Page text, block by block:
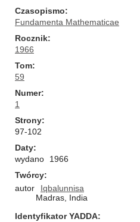
Czasopismo
Fundamenta Mathematicae
Rocznik
1966
Tom
59
Numer
1
Strony
97-102
Daty
wydano
1966
Twórcy
autor
Iqbalunnisa
Madras, India
Identyfikator YADDA